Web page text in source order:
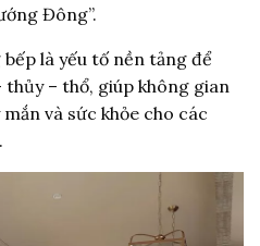
Đông”.
là yếu tố nền tảng để
thủy – thổ, giúp không gian
và sức khỏe cho các